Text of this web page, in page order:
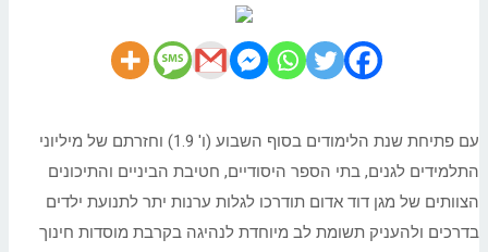
עם פתיחת שנת הלימודים בסוף השבוע (ו' 1.9) וחזרתם של מיליוני
התלמידים לגנים, בתי הספר היסודיים, חטיבת הביניים והתיכונים
הצוותים של מגן דוד אדום תודרכו לגלות ערנות יתר לתנועת ילדים
בדרכים ולהעניק תשומת לב מיוחדת לנהיגה בקרבת מוסדות חינוך